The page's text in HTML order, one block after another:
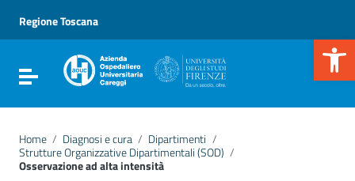
Vai al menu di navigazione
Vai al footer
Regione Toscana
Attiva / disattiva la navigazione
Home / Diagnosi e cura / Dipartimenti /
Strutture Organizzative Dipartimentali (SOD) /
Osservazione ad alta intensità